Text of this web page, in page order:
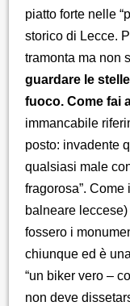
piatto forte nelle
storico di Lecce.
tramonta ma non
guardare le
fuoco. Come fai
immancabile
posto: invadente
qualsiasi male
fragorosa”.
balneare
fossero i
chiunque ed è
“un biker vero –
non deve